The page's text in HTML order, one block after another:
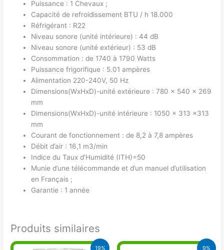
Puissance : 1 Chevaux ;
Capacité de refroidissement BTU / h 18.000
Réfrigérant : R22
Niveau sonore (unité intérieure) : 44 dB
Niveau sonore (unité extérieur) : 53 dB
Consommation : de 1740 à 1790 Watts
Puissance frigorifique : 5.01 ampères
Alimentation 220-240V, 50 Hz
Dimensions(WxHxD)-unité extérieure : 780 x 540 x 269
mm
Dimensions(WxHxD)-unité intérieure : 1050 x 313 x313
mm
Courant de fonctionnement : de 8,2 à 7,8 ampères
Débit d’air : 16,1 m3/min
Indice du Taux d’Humidité (ITH)=50
Munie d’une télécommande et d’un manuel d’utilisation
en Français ;
Garantie : 1 année
Produits similaires
19%
Le
Le
9%
Le
Le